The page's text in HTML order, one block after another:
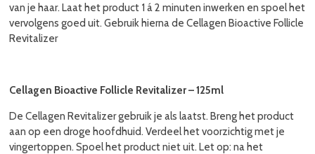
van je haar. Laat het product 1 á 2 minuten inwerken en spoel het
vervolgens goed uit. Gebruik hierna de Cellagen Bioactive Follicle
Revitalizer
Cellagen Bioactive Follicle Revitalizer – 125ml
De Cellagen Revitalizer gebruik je als laatst. Breng het product
aan op een droge hoofdhuid. Verdeel het voorzichtig met je
vingertoppen. Spoel het product niet uit. Let op: na het